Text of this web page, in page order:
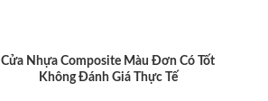
Cửa Nhựa Composite Màu Đơn Có Tốt
Không Đánh Giá Thực Tế